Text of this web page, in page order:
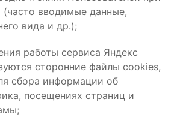
(часто вводимые данные,
вида и др.);
работы сервиса Яндекс
сторонние файлы cookies,
сбора информации об
посещениях страниц и